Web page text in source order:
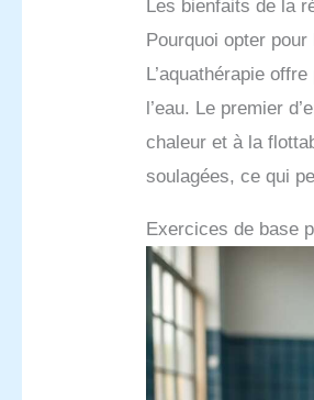
Les bienfaits de la
Pourquoi opter pour
L’aquathérapie
l’eau. Le premier
chaleur et à la
soulagées, ce qui
Exercices de base